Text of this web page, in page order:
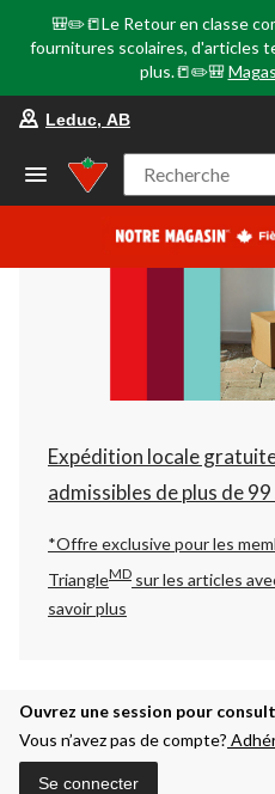
🎒✏️📒Le Retour en classe
fournitures scolaires, d'articles
plus.📒✏️🎒
Leduc, AB
Recherche
Expédition locale
admissibles de plus de 99
*Offre exclusive pour les
TriangleMD sur les articles
savoir plus
Ouvrez une session pour
Vous n’avez pas de compte?
Se connecter